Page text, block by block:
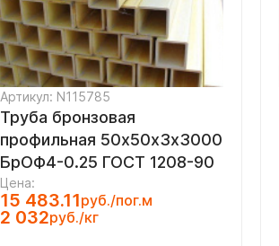
Артикул: N115785
Труба бронзовая
профильная 50х50х3х3000
БрОФ4-0.25 ГОСТ 1208-90
Цена:
15 483.11руб./пог.м
2 032руб./кг